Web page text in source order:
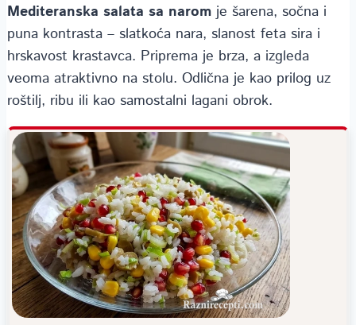
Mediteranska salata sa narom je šarena, sočna i
puna kontrasta – slatkoća nara, slanost feta sira i
hrskavost krastavca. Priprema je brza, a izgleda
veoma atraktivno na stolu. Odlična je kao prilog uz
roštilj, ribu ili kao samostalni lagani obrok.